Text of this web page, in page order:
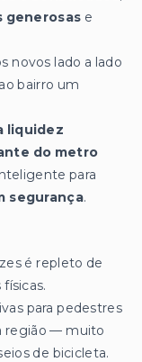
generosas e
novos lado a lado
bairro um
liquidez
do metro
para
segurança.
é repleto de
para pedestres
região — muito
de bicicleta.